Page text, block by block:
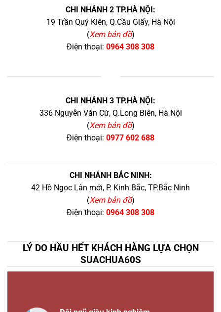
CHI NHÁNH 2 TP.HÀ NỘI:
19 Trần Quý Kiên, Q.Cầu Giấy, Hà Nội
(Xem bản đồ)
Điện thoại: 0964 308 308
CHI NHÁNH 3 TP.HÀ NỘI:
336 Nguyễn Văn Cừ, Q.Long Biên, Hà Nội
(Xem bản đồ)
Điện thoại: 0977 602 688
CHI NHÁNH BẮC NINH:
42 Hồ Ngọc Lân mới, P. Kinh Bắc, TP.Bắc Ninh
(Xem bản đồ)
Điện thoại: 0964 308 308
LÝ DO HẦU HẾT KHÁCH HÀNG LỰA CHỌN
SUACHUA60S